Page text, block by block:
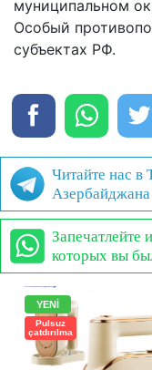
муниципальном
Особый
субъектах РФ.
Читайте нас
Запечатлейте
которых вы